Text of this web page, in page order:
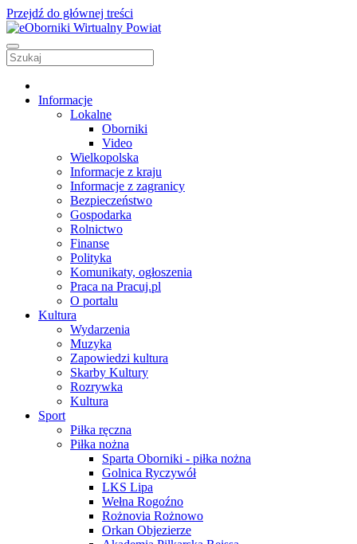
Przejdź do głównej treści
Informacje
Lokalne
Oborniki
Video
Wielkopolska
Informacje z kraju
Informacje z zagranicy
Bezpieczeństwo
Gospodarka
Rolnictwo
Finanse
Polityka
Komunikaty, ogłoszenia
Praca na Pracuj.pl
O portalu
Kultura
Wydarzenia
Muzyka
Zapowiedzi kultura
Skarby Kultury
Rozrywka
Kultura
Sport
Piłka ręczna
Piłka nożna
Sparta Oborniki - piłka nożna
Golnica Ryczywół
LKS Lipa
Wełna Rogoźno
Rożnovia Rożnowo
Orkan Objezierze